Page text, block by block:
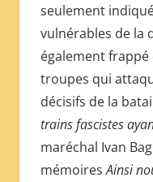
seulement
vulnérables de la
également frappé
troupes qui
décisifs de la
trains fascistes
maréchal Ivan
mémoiresAinsi